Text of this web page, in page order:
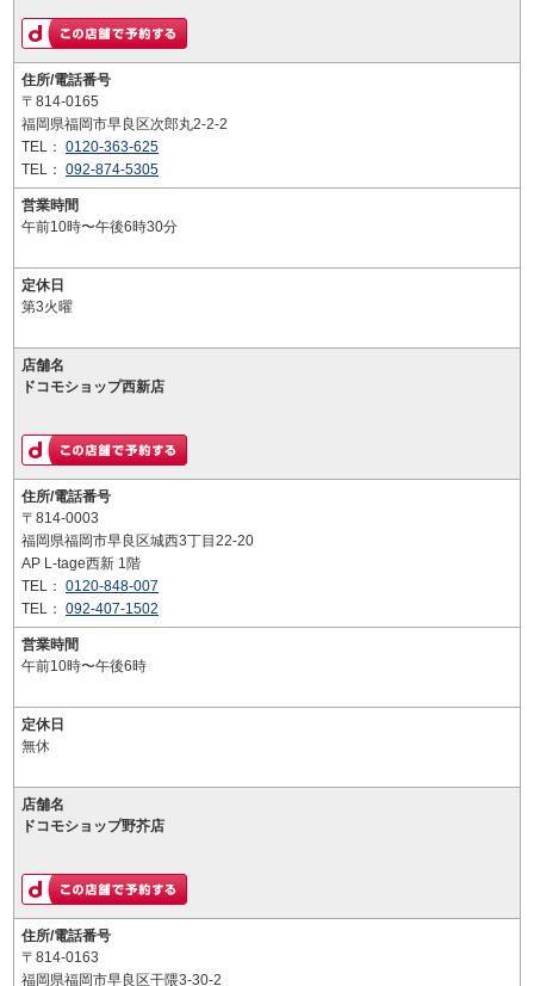
住所/電話番号
〒814-0165
福岡県福岡市早良区次郎丸2-2-2
TEL： 0120-363-625
TEL： 092-874-5305
営業時間
午前10時〜午後6時30分
定休日
第3火曜
店舗名
ドコモショップ西新店
住所/電話番号
〒814-0003
福岡県福岡市早良区城西3丁目22-20
AP L-tage西新 1階
TEL： 0120-848-007
TEL： 092-407-1502
営業時間
午前10時〜午後6時
定休日
無休
店舗名
ドコモショップ野芥店
住所/電話番号
〒814-0163
福岡県福岡市早良区干隈3-30-2